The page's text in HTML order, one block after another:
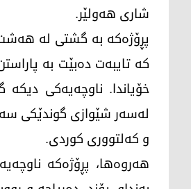
شاری هەولێر.
پڕۆژەکە بە گشتی لە
کە تایبەت دەبێت بە
خۆیاندا. ناوچەیەکی
لەسەر شێوازی گوندێکی
و کەلتووری کوردی.
هەروەها، پڕۆژەکە